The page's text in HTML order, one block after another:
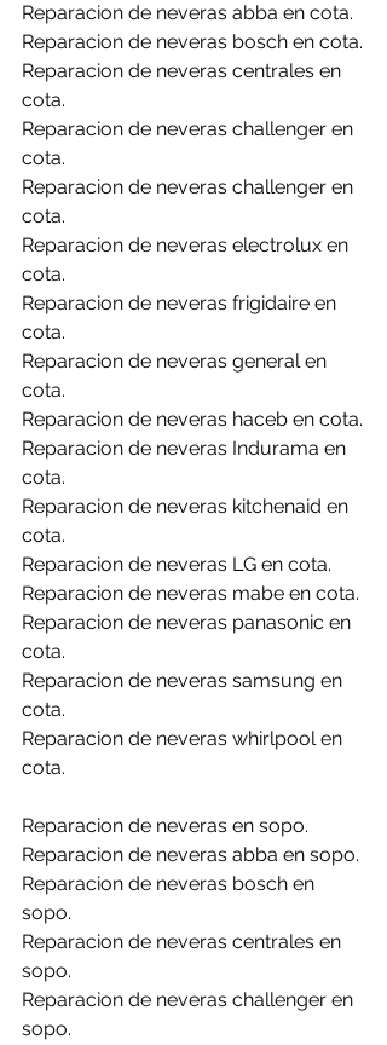
Reparacion de neveras abba en cota.
Reparacion de neveras bosch en cota.
Reparacion de neveras centrales en
cota.
Reparacion de neveras challenger en
cota.
Reparacion de neveras challenger en
cota.
Reparacion de neveras electrolux en
cota.
Reparacion de neveras frigidaire en
cota.
Reparacion de neveras general en
cota.
Reparacion de neveras haceb en cota.
Reparacion de neveras Indurama en
cota.
Reparacion de neveras kitchenaid en
cota.
Reparacion de neveras LG en cota.
Reparacion de neveras mabe en cota.
Reparacion de neveras panasonic en
cota.
Reparacion de neveras samsung en
cota.
Reparacion de neveras whirlpool en
cota.
Reparacion de neveras en sopo.
Reparacion de neveras abba en sopo.
Reparacion de neveras bosch en
sopo.
Reparacion de neveras centrales en
sopo.
Reparacion de neveras challenger en
sopo.